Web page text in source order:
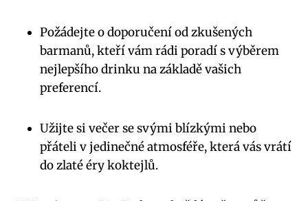
Požádejte o doporučení od zkušených
barmanů, kteří vám rádi poradí s výběrem
nejlepšího drinku na základě vašich
preferencí.
Užijte si večer se svými blízkými nebo
přáteli v jedinečné atmosféře, která vás vrátí
do zlaté éry koktejlů.